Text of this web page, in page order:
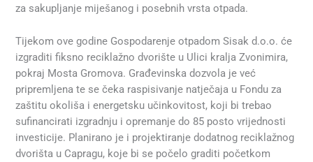
za sakupljanje miješanog i posebnih vrsta otpada.
Tijekom ove godine Gospodarenje otpadom Sisak d.o.o. će
izgraditi fiksno reciklažno dvorište u Ulici kralja Zvonimira,
pokraj Mosta Gromova. Građevinska dozvola je već
pripremljena te se čeka raspisivanje natječaja u Fondu za
zaštitu okoliša i energetsku učinkovitost, koji bi trebao
sufinancirati izgradnju i opremanje do 85 posto vrijednosti
investicije. Planirano je i projektiranje dodatnog reciklažnog
dvorišta u Capragu, koje bi se počelo graditi početkom